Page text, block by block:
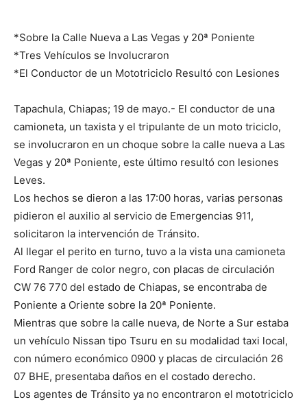
*Sobre la Calle Nueva a Las Vegas y 20ª Poniente
*Tres Vehículos se Involucraron
*El Conductor de un Mototriciclo Resultó con Lesiones
Tapachula, Chiapas; 19 de mayo.- El conductor de una
camioneta, un taxista y el tripulante de un moto triciclo,
se involucraron en un choque sobre la calle nueva a Las
Vegas y 20ª Poniente, este último resultó con lesiones
Leves.
Los hechos se dieron a las 17:00 horas, varias personas
pidieron el auxilio al servicio de Emergencias 911,
solicitaron la intervención de Tránsito.
Al llegar el perito en turno, tuvo a la vista una camioneta
Ford Ranger de color negro, con placas de circulación
CW 76 770 del estado de Chiapas, se encontraba de
Poniente a Oriente sobre la 20ª Poniente.
Mientras que sobre la calle nueva, de Norte a Sur estaba
un vehículo Nissan tipo Tsuru en su modalidad taxi local,
con número económico 0900 y placas de circulación 26
07 BHE, presentaba daños en el costado derecho.
Los agentes de Tránsito ya no encontraron el mototriciclo